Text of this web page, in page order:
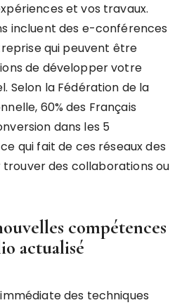
et vos travaux.
incluent des e-conférences
qui peuvent être
de développer votre
Selon la Fédération de la
60% des Français
dans les 5
qui fait de ces réseaux des
trouver des collaborations ou
compétences
actualisé
des techniques